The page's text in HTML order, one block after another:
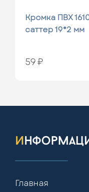
Кромка ПВХ
саттер 19*2 мм
59 ₽
Главная